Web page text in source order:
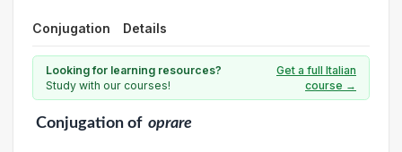
Conjugation Details
Looking for learning resources?
Study with our courses!
Get a full Italian
course →
Conjugationof oprare